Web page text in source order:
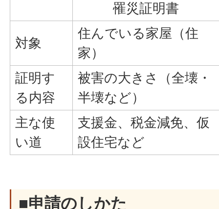
罹災証明書
対象
住んでいる家屋（住
家）
証明す
る内容
被害の大きさ（全壊・
半壊など）
主な使
い道
支援金、税金減免、仮
設住宅など
■申請のしかた